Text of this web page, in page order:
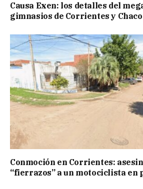
Causa Exen: los detalles del
gimnasios de Corrientes y Chaco
Conmoción en Corrientes:
“fierrazos” a un motociclista en